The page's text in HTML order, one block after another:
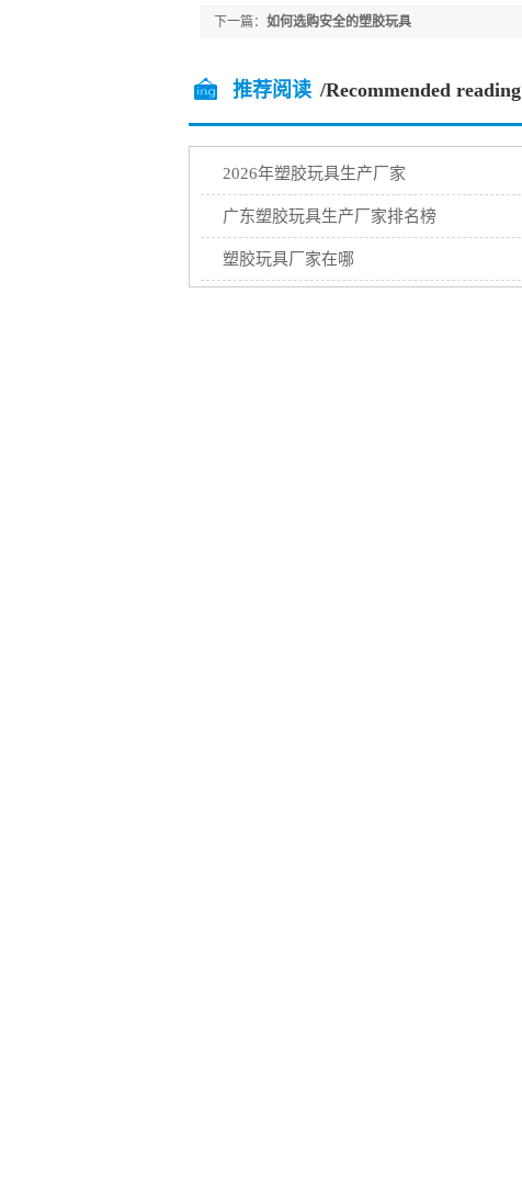
下一篇： 如何选购安全的塑胶玩具
推荐阅读 /Recommended reading
2026年塑胶玩具生产厂家
广东塑胶玩具生产厂家排名榜
塑胶玩具厂家在哪